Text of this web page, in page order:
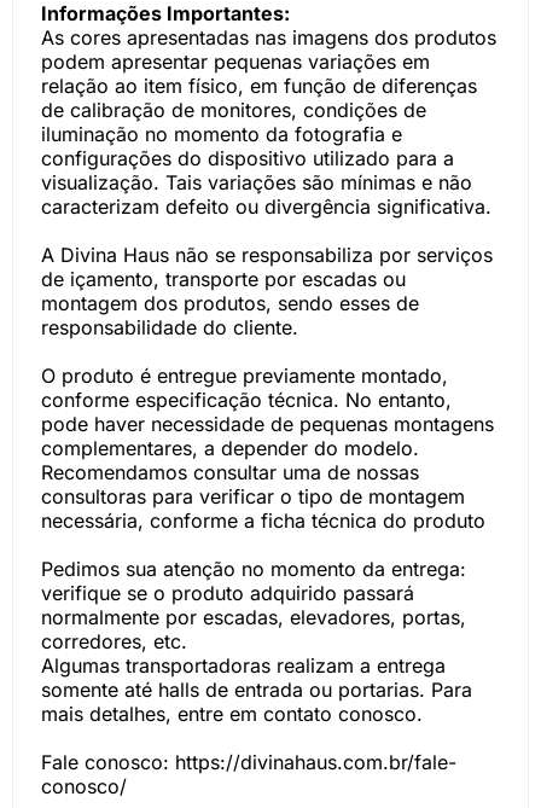
Informações Importantes:
As cores apresentadas nas imagens dos produtos
podem apresentar pequenas variações em
relação ao item físico, em função de diferenças
de calibração de monitores, condições de
iluminação no momento da fotografia e
configurações do dispositivo utilizado para a
visualização. Tais variações são mínimas e não
caracterizam defeito ou divergência significativa.
A Divina Haus não se responsabiliza por serviços
de içamento, transporte por escadas ou
montagem dos produtos, sendo esses de
responsabilidade do cliente.
O produto é entregue previamente montado,
conforme especificação técnica. No entanto,
pode haver necessidade de pequenas montagens
complementares, a depender do modelo.
Recomendamos consultar uma de nossas
consultoras para verificar o tipo de montagem
necessária, conforme a ficha técnica do produto
Pedimos sua atenção no momento da entrega:
verifique se o produto adquirido passará
normalmente por escadas, elevadores, portas,
corredores, etc.
Algumas transportadoras realizam a entrega
somente até halls de entrada ou portarias. Para
mais detalhes, entre em contato conosco.
Fale conosco: https://divinahaus.com.br/fale-
conosco/